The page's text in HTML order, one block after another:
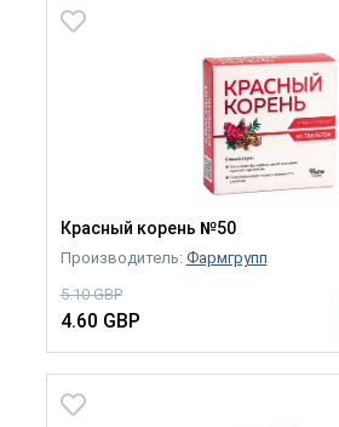
Красный корень №50
Производитель: Фармгрупп
5.10 GBP
4.60 GBP